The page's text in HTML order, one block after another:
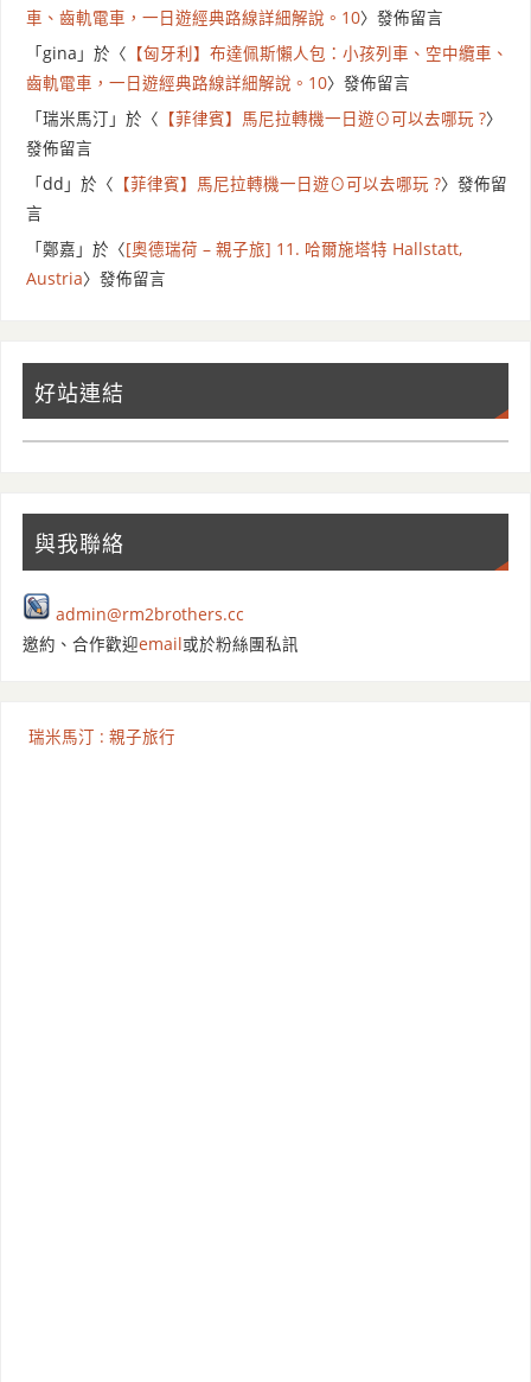
車、齒軌電車，一日遊經典路線詳細解說。10〉發佈留言
「gina 」於〈 【匈牙利】布達佩斯懶人包：小孩列車、空中纜車、
齒軌電車，一日遊經典路線詳細解說。10〉發佈留言
「瑞米馬汀 」於〈 【菲律賓】馬尼拉轉機一日遊⊙可以去哪玩 ?〉
發佈留言
「dd 」於〈 【菲律賓】馬尼拉轉機一日遊⊙可以去哪玩 ?〉發佈留
言
「鄭嘉 」於〈[奧德瑞荷 – 親子旅] 11. 哈爾施塔特 Hallstatt,
Austria〉發佈留言
好站連結
與我聯絡
admin@rm2brothers.cc
邀約、合作歡迎email或於粉絲團私訊
瑞米馬汀 : 親子旅行